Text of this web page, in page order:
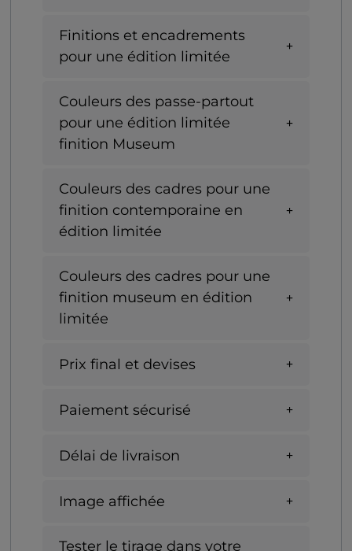
Finitions et encadrements
pour une édition limitée
Couleurs des passe-partout
pour une édition limitée
finition Museum
Couleurs des cadres pour une
finition contemporaine en
édition limitée
Couleurs des cadres pour une
finition museum en édition
limitée
Prix final et devises
Paiement sécurisé
Délai de livraison
Image affichée
Tester le tirage dans votre